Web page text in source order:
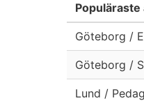
Göteborg /
Göteborg /
Lund /